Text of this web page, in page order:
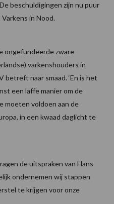
beschuldigingen zijn nu puur
in Nood.
ongefundeerde zware
varkenshouders in
betreft naar smaad. ‘En is het
een laffe manier om de
moeten voldoen aan de
in een kwaad daglicht te
de uitspraken van Hans
ondernemen wij stappen
te krijgen voor onze